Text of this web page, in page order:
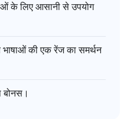
के लिए आसानी से उपयोग
भाषाओं की एक रेंज का समर्थन
बोनस।